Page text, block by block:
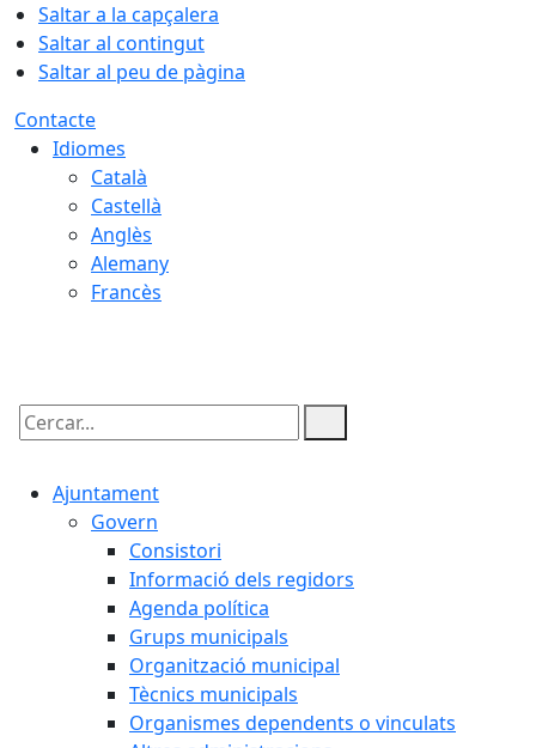
Saltar a la capçalera
Saltar al contingut
Saltar al peu de pàgina
Contacte
Idiomes
Català
Castellà
Anglès
Alemany
Francès
Cercar:
Ajuntament
Govern
Consistori
Informació dels regidors
Agenda política
Grups municipals
Organització municipal
Tècnics municipals
Organismes dependents o vinculats